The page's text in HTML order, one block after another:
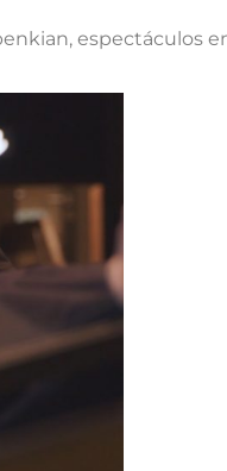
espectáculos